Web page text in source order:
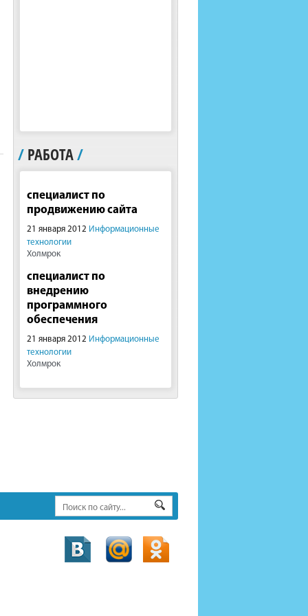
/ РАБОТА/
специалист по
продвижению сайта
21 января 2012 Информационные
технологии
Холмрок
специалист по
внедрению
программного
обеспечения
21 января 2012 Информационные
технологии
Холмрок